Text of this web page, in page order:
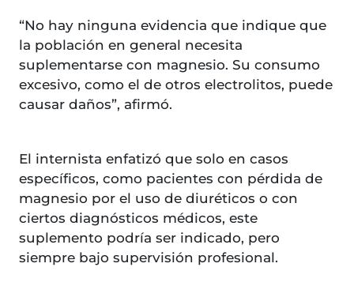
“No hay ninguna evidencia que indique que
la población en general necesita
suplementarse con magnesio. Su consumo
excesivo, como el de otros electrolitos, puede
causar daños”, afirmó.
El internista enfatizó que solo en casos
específicos, como pacientes con pérdida de
magnesio por el uso de diuréticos o con
ciertos diagnósticos médicos, este
suplemento podría ser indicado, pero
siempre bajo supervisión profesional.